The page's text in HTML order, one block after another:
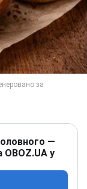
—
OBOZ.UA у